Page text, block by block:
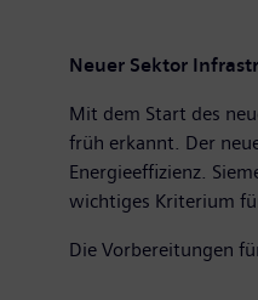
Neuer Sektor
Mit dem Start des
früh erkannt. Der
Energieeffizienz.
wichtiges Kriterium
Die Vorbereitungen